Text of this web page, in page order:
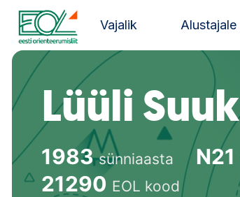
Liigu
juurde
Estonian Orienteering Federation
Vajalik Alustajale
Lüüli Suuk
1983sünniaasta N21
21290 EOL kood